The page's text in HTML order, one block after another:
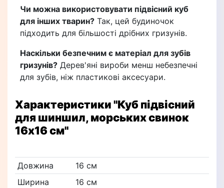
Чи можна використовувати підвісний куб
для інших тварин? Так, цей будиночок
підходить для більшості дрібних гризунів.
Наскільки безпечним є матеріал для зубів
гризунів? Дерев'яні вироби менш небезпечні
для зубів, ніж пластикові аксесуари.
Характеристики"Куб підвісний
для шиншил, морських свинок
16х16 см"
Довжина
16 см
Ширина
16 см